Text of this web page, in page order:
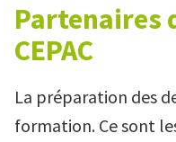
Partenaires
CEPAC
La préparation des
formation. Ce sont